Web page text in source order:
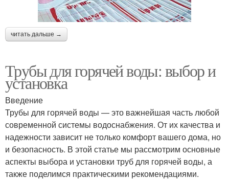
читать дальше →
Трубы для горячей воды: выбор и
установка
Введение
Трубы для горячей воды — это важнейшая часть любой
современной системы водоснабжения. От их качества и
надежности зависит не только комфорт вашего дома, но
и безопасность. В этой статье мы рассмотрим основные
аспекты выбора и установки труб для горячей воды, а
также поделимся практическими рекомендациями.